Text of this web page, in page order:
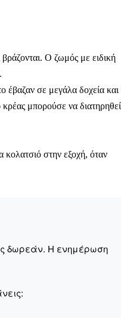
να μας διαβάζεις
λιγότερο από 1
βράζονται. Ο ζωμός με ειδική
έβαζαν σε μεγάλα δοχεία και
μπορούσε να διατηρηθεί
κολατσιό στην εξοχή, όταν
δωρεάν. Η ενημέρωση